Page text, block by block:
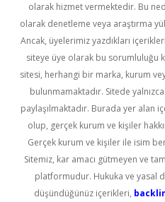
olarak hizmet vermektedir. Bu
olarak denetleme veya araştırma
Ancak, üyelerimiz yazdıkları
siteye üye olarak bu sorumluluğu
sitesi, herhangi bir marka, kurum
bulunmamaktadır. Sitede
paylaşılmaktadır. Burada yer alan
olup, gerçek kurum ve kişiler
Gerçek kurum ve kişiler ile isim
Sitemiz, kar amacı gütmeyen ve
platformudur. Hukuka ve yasal
düşündüğünüz içerikleri,